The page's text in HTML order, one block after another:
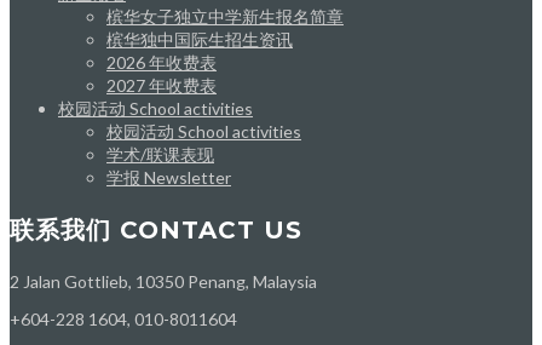
槟华女子独立中学新生报名简章
槟华独中国际生招生资讯
2026 年收费表
2027 年收费表
校园活动 School activities
校园活动 School activities
学术/联课表现
学报 Newsletter
联系我们 CONTACT US
2 Jalan Gottlieb, 10350 Penang, Malaysia
+604-228 1604, 010-8011604